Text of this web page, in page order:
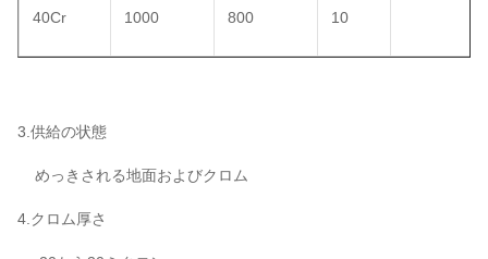
40Cr 1000 800 10
3.供給の状態
めっきされる地面およびクロム
4.クロム厚さ